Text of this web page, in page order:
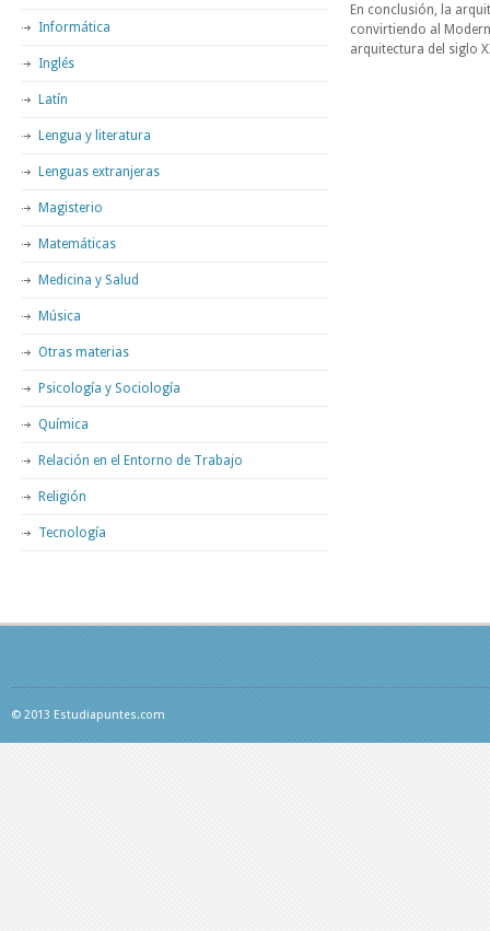
En conclusión, la
convirtiendo al
arquitectura del siglo
Informática
Inglés
Latín
Lengua y literatura
Lenguas extranjeras
Magisterio
Matemáticas
Medicina y Salud
Música
Otras materias
Psicología y Sociología
Química
Relación en el Entorno de Trabajo
Religión
Tecnología
© 2013 Estudiapuntes.com